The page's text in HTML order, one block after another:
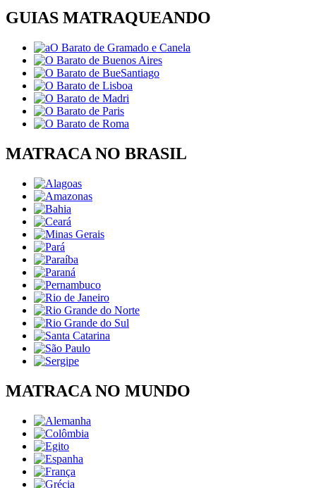
GUIAS MATRAQUEANDO
MATRACA NO BRASIL
MATRACA NO MUNDO